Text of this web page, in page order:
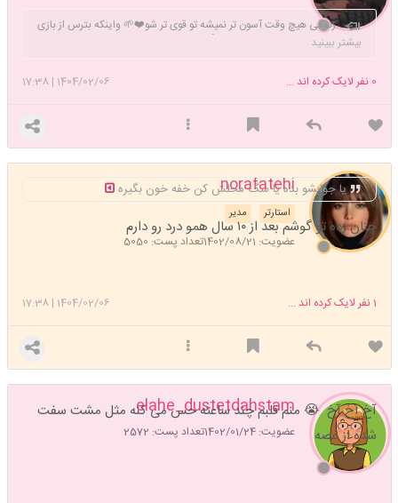
زندگی هیچ وقت آسون تر نمیشه تو قوی تر شو❤️🌱 واینکه بترس از بازی
که فکر میکنی توش برنده ای👍بیشتر ببینید
1404/02/06
|
17:38 0 نفر لایک کرده اند ...
norafatehi
مدیر استارتر
عضویت: 1402/08/21 تعداد پست: 5050
یا جوابشو بده یا سگ محلش کن خفه خون بگیره
چنان زده تو گوشم بعد از ۱۰ سال همو درد رو دارم
1404/02/06
|
17:38 1نفر لایک کرده اند ...
elahe_dustetdahstam
عضویت: 1402/01/24 تعداد پست: 2572
آخ آخ آخ 😭 منم قلبم چند ساعته حس می کنه مثل مشت سفت
شده از غصه